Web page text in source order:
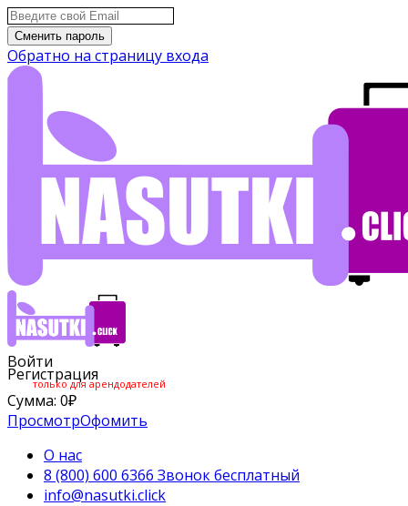
Сменить пароль
Обратно на страницу входа
Войти
Регистрация
только для арендодателей
Сумма: 0₽
ПросмотрОфомить
О нас
8 (800) 600 6366 Звонок бесплатный
info@nasutki.click